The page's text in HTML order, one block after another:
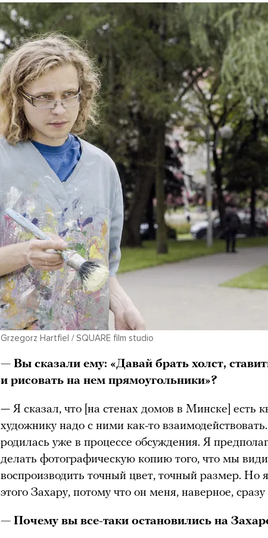
Grzegorz Hartfiel / SQUARE film studio
— Вы сказали ему: «Давай брать холст,
и рисовать на нем прямоугольники»?
— Я сказал, что [на стенах домов в Минске] есть
художнику надо с ними как-то
родилась уже в процессе обсуждения. Я
делать фотографическую копию того, что мы
воспроизводить точный цвет, точный размер. Но
этого Захару, потому что он меня, наверное,
— Почему вы все-таки остановились на